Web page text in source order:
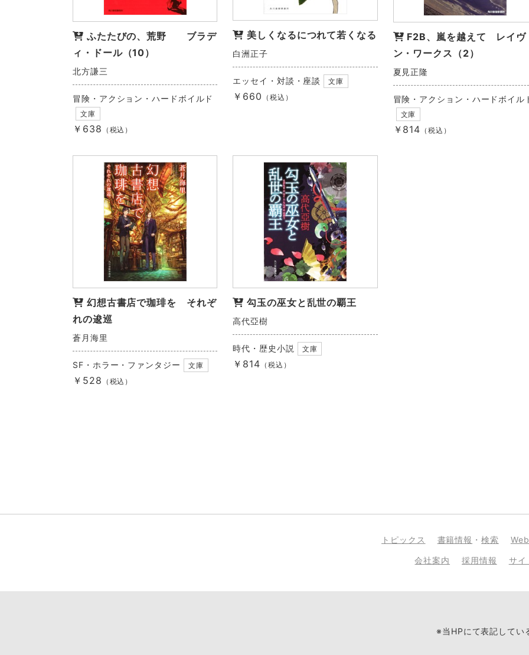
ふたたびの、荒野 ブラデ
ィ・ドール（10）
北方謙三
冒険・アクション・ハードボイルド
文庫
￥638 （税込）
美しくなるにつれて若くなる
白洲正子
エッセイ・対談・座談 文庫
￥660 （税込）
F2B、嵐を越えて レイヴ
ン・ワークス（2）
夏見正隆
冒険・アクション・ハードボイル
文庫
￥814 （税込）
幻想古書店で珈琲を それぞ
れの逡巡
蒼月海里
SF・ホラー・ファンタジー 文庫
￥528 （税込）
勾玉の巫女と乱世の覇王
高代亞樹
時代・歴史小説 文庫
￥814 （税込）
トピックス 書籍情報 ・検索
会社案内 採用情報 サイ
※当HPにて表記してい